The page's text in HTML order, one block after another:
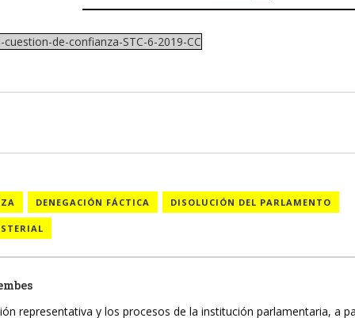
de-confianza-STC-6-2019-CC
DENEGACIÓN FÁCTICA DISOLUCIÓN DEL PARLAMENTO
representativa y los procesos de la institución parlamentaria, a